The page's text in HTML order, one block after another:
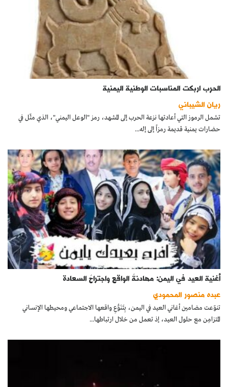
الحرب اربكت المناسبات الوطنية اليمنية
ريان الشيباني
تشمل الرموز التي أعادتها نزعة الحرب إلى المشهد، رمز "الوعل اليمني"، الذي مثّل في
حضارات يمنية قديمة رمزاً إلى إله...
أغنية العيد في اليمن: مهادنةُ الواقع واجتراحُ السعادة
عبده منصور المحمودي
تنوّعت مضامين أغاني العيد في اليمن، بِتَنَوُّعِ واقعها الاجتماعي ومحيطها الإنساني
المتزامِن مع حلول العيد، إذ تعمل من خلال ارتباطها...